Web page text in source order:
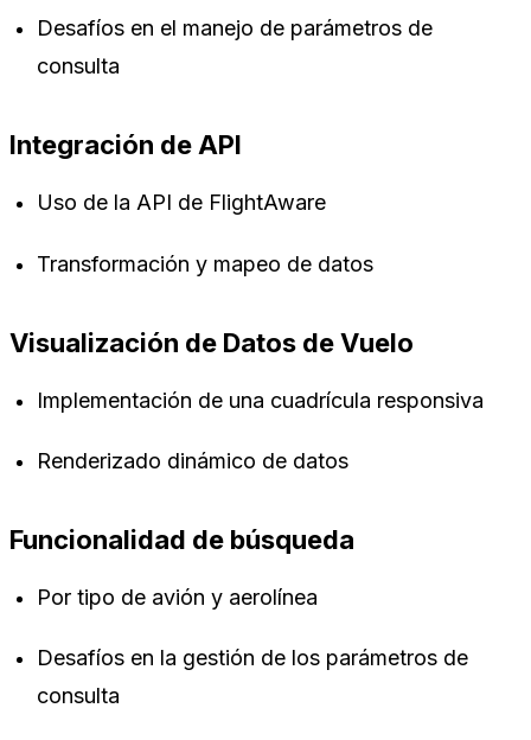
Desafíos en el manejo de parámetros de
consulta
Integración de API
Uso de la API de FlightAware
Transformación y mapeo de datos
Visualización de Datos de Vuelo
Implementación de una cuadrícula responsiva
Renderizado dinámico de datos
Funcionalidad de búsqueda
Por tipo de avión y aerolínea
Desafíos en la gestión de los parámetros de
consulta